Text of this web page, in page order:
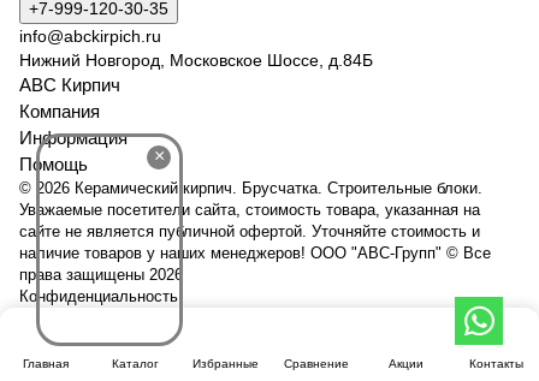
×
Главная Каталог Избранные Сравнение Акции Контакты
+7-999-120-30-35
info@abckirpich.ru
Нижний Новгород, Московское Шоссе, д.84Б
АВС Кирпич
Компания
Информация
Помощь
© 2026 Керамический кирпич. Брусчатка. Строительные блоки.
Уважаемые посетители сайта, стоимость товара, указанная на
сайте не является публичной офертой. Уточняйте стоимость и
наличие товаров у наших менеджеров! ООО "АВС-Групп" © Все
права защищены 2026
Конфиденциальность